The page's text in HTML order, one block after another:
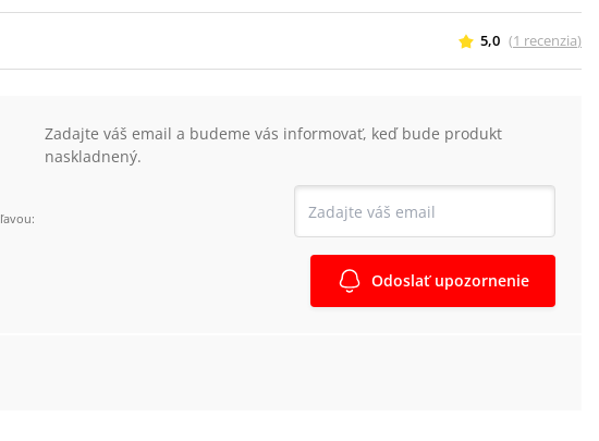
5,0 (1 recenzia)
Zadajte váš email a budeme vás informovať, keď bude produkt
naskladnený.
Odoslať upozornenie